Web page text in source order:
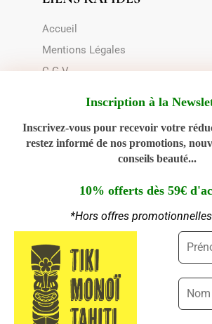
Gérer le consentement aux
cookies
Nous utilisons des cookies pour améliorer votre
trafic et personnaliser le contenu. Vous
Inscription à la
Inscrivez-vous pour recevoir votre
restez informé de nos promotions,
conseils beauté...
10% offerts dès 59€
*Hors offres
Accueil
Mentions Légales
C.G.V
Choix du contenant
Politique de cookies (UE)
NOUS CONTACTER
02 28 00 94 89
Ouvert du Lundi au Jeudi : 9h -
18h00
Ouvert le Vendredi : 9h - 12h30